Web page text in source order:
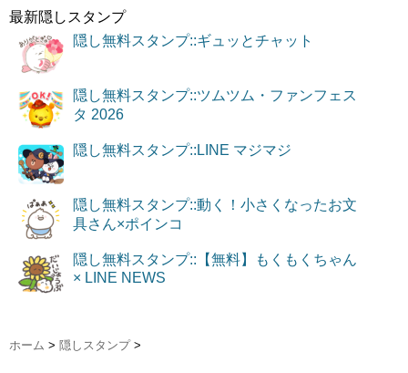
最新隠しスタンプ
隠し無料スタンプ::ギュッとチャット
隠し無料スタンプ::ツムツム・ファンフェス
タ 2026
隠し無料スタンプ::LINE マジマジ
隠し無料スタンプ::動く！小さくなったお文
具さん×ポインコ
隠し無料スタンプ::【無料】もくもくちゃん
× LINE NEWS
ホーム > 隠しスタンプ >